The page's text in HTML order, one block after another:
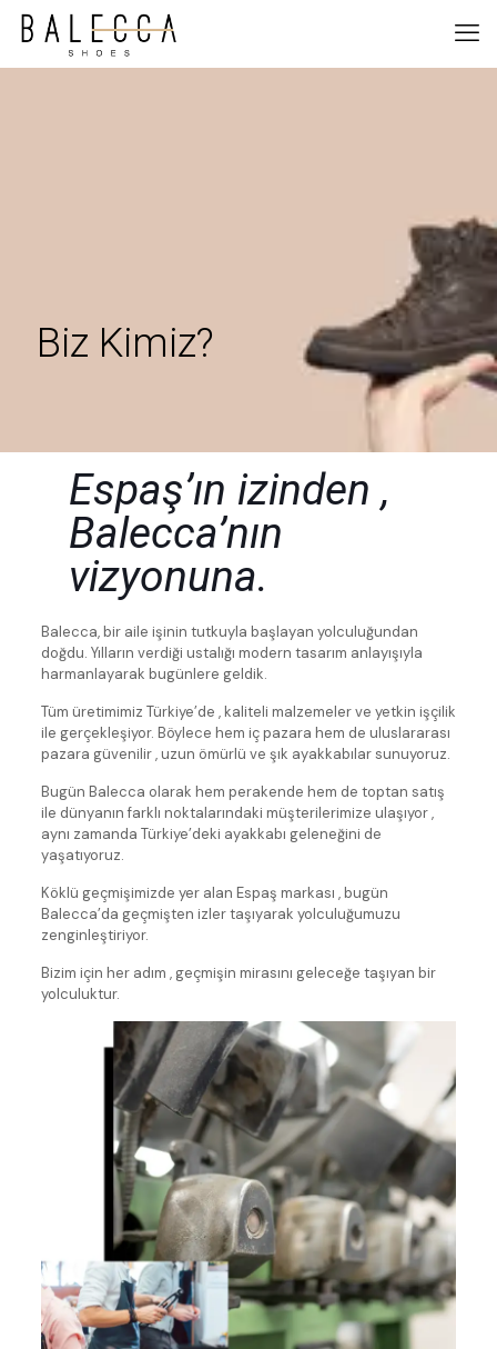
Biz Kimiz?
Espaş’ın izinden ,
Balecca’nın
vizyonuna.
Balecca, bir aile işinin tutkuyla başlayan yolculuğundan
doğdu. Yılların verdiği ustalığı modern tasarım anlayışıyla
harmanlayarak bugünlere geldik.
Tüm üretimimiz Türkiye’de , kaliteli malzemeler ve yetkin işçilik
ile gerçekleşiyor. Böylece hem iç pazara hem de uluslararası
pazara güvenilir , uzun ömürlü ve şık ayakkabılar sunuyoruz.
Bugün Balecca olarak hem perakende hem de toptan satış
ile dünyanın farklı noktalarındaki müşterilerimize ulaşıyor ,
aynı zamanda Türkiye’deki ayakkabı geleneğini de
yaşatıyoruz.
Köklü geçmişimizde yer alan Espaş markası , bugün
Balecca’da geçmişten izler taşıyarak yolculuğumuzu
zenginleştiriyor.
Bizim için her adım , geçmişin mirasını geleceğe taşıyan bir
yolculuktur.